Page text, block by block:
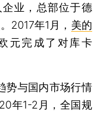
业，总部位于德
2017年1月， 美的
元完成了对库卡
与国内市场行情
年1-2月，全国规